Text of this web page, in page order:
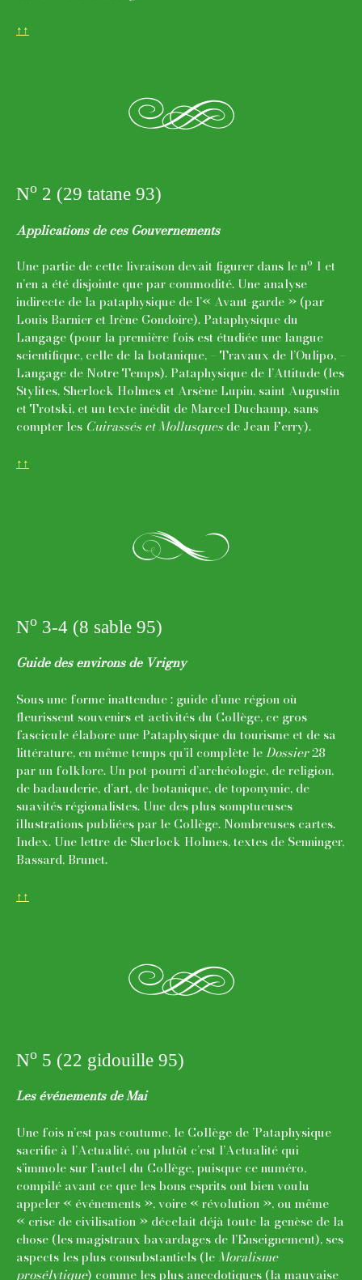
↑↑
e
No 2 (29 tatane 93)
Applications de ces Gouvernements
Une partie de cette livraison devait figurer dans le no 1 et
n’en a été disjointe que par commodité. Une analyse
indirecte de la pataphysique de l’« Avant-garde » (par
Louis Barnier et Irène Gondoire). Pataphysique du
Langage (pour la première fois est étudiée une langue
scientifique, celle de la botanique, – Travaux de l’Oulipo, –
Langage de Notre Temps). Pataphysique de l’Attitude (les
Stylites, Sherlock Holmes et Arsène Lupin, saint Augustin
et Trotski, et un texte inédit de Marcel Duchamp, sans
compter les Cuirassés et Mollusquesde Jean Ferry).
↑↑
j
No 3-4 (8 sable 95)
Guide des environs de Vrigny
Sous une forme inattendue : guide d’une région où
fleurissent souvenirs et activités du Collège, ce gros
fascicule élabore une Pataphysique du tourisme et de sa
littérature, en même temps qu’il complète leDossier28
par un folklore. Un pot-pourri d’archéologie, de religion,
de badauderie, d’art, de botanique, de toponymie, de
suavités régionalistes. Une des plus somptueuses
illustrations publiées par le Collège. Nombreuses cartes.
Index. Une lettre de Sherlock Holmes, textes de Senninger,
Bassard, Brunet.
↑↑
e
No 5 (22 gidouille 95)
Les événements de Mai
Une fois n’est pas coutume, le Collège de ’Pataphysique
sacrifie à l’Actualité, ou plutôt c’est l’Actualité qui
s’immole sur l’autel du Collège, puisque ce numéro,
compilé avant ce que les bons esprits ont bien voulu
appeler « événements », voire « révolution », ou même
« crise de civilisation » décelait déjà toute la genèse de la
chose (les magistraux bavardages de l’Enseignement), ses
aspects les plus consubstantiels (le Moralisme
prosélytique) comme les plus anecdotiques (la mauvaise